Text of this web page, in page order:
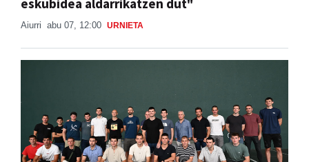
Aiurri abu 07, 12:00 URNIETA